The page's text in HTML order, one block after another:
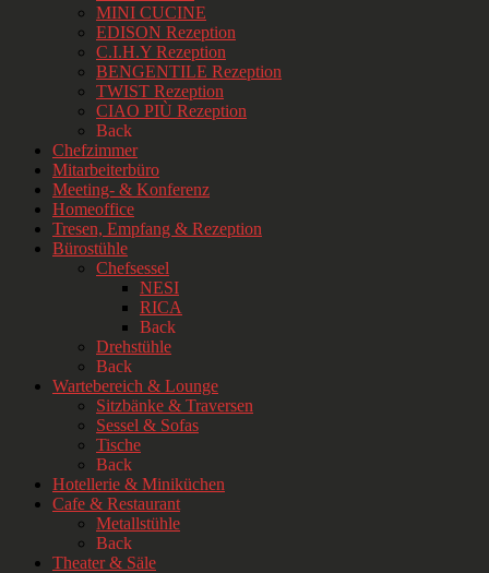
MINI CUCINE
EDISON Rezeption
C.I.H.Y Rezeption
BENGENTILE Rezeption
TWIST Rezeption
CIAO PIÙ Rezeption
Back
Chefzimmer
Mitarbeiterbüro
Meeting- & Konferenz
Homeoffice
Tresen, Empfang & Rezeption
Bürostühle
Chefsessel
NESI
RICA
Back
Drehstühle
Back
Wartebereich & Lounge
Sitzbänke & Traversen
Sessel & Sofas
Tische
Back
Hotellerie & Miniküchen
Cafe & Restaurant
Metallstühle
Back
Theater & Säle